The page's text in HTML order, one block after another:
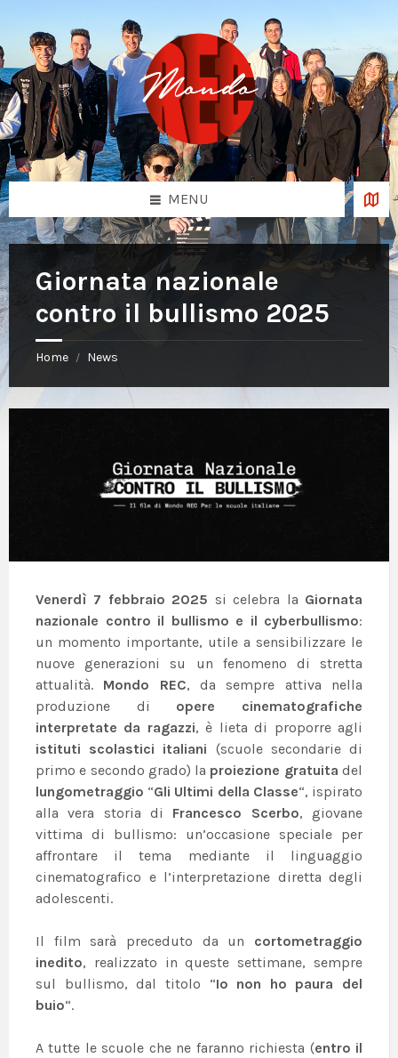
content
sidebar
footer
MENU
Giornata nazionale
contro il bullismo 2025
Home / News
Venerdì 7 febbraio 2025 si celebra la Giornata
nazionale contro il bullismo e il cyberbullismo:
un momento importante, utile a sensibilizzare le
nuove generazioni su un fenomeno di stretta
attualità. Mondo REC, da sempre attiva nella
produzione di opere cinematografiche
interpretate da ragazzi, è lieta di proporre agli
istituti scolastici italiani (scuole secondarie di
primo e secondo grado) la proiezione gratuita del
lungometraggio “Gli Ultimi della Classe“, ispirato
alla vera storia di Francesco Scerbo, giovane
vittima di bullismo: un’occasione speciale per
affrontare il tema mediante il linguaggio
cinematografico e l’interpretazione diretta degli
adolescenti.
Il film sarà preceduto da un cortometraggio
inedito, realizzato in queste settimane, sempre
sul bullismo, dal titolo “Io non ho paura del
buio“.
A tutte le scuole che ne faranno richiesta (entro il